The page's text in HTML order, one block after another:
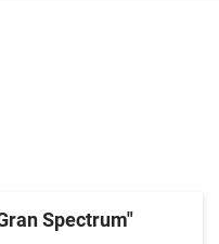
Spectrum"